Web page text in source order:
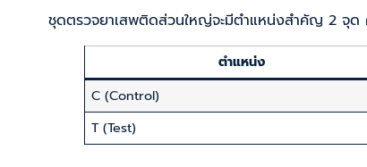
ชุดตรวจยาเสพติดส่วนใหญ่จะมีตำแหน่งสำคัญ 2 จุด
ตำแหน่ง
C (Control)
T (Test)